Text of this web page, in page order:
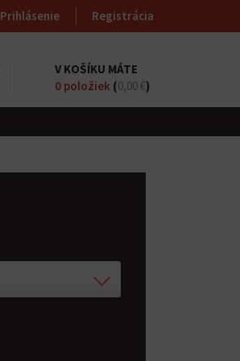
Prihlásenie Registrácia
V KOŠÍKU MÁTE
0 položiek (0,00 €)